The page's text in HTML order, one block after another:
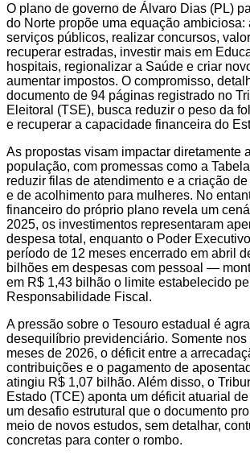
O plano de governo de Álvaro Dias (PL)
do Norte propõe uma equação ambiciosa:
serviços públicos, realizar concursos,
recuperar estradas, investir mais em
hospitais, regionalizar a Saúde e criar
aumentar impostos. O compromisso,
documento de 94 páginas registrado no
Eleitoral (TSE), busca reduzir o peso da
e recuperar a capacidade financeira do
As propostas visam impactar diretamente
população, com promessas como a
reduzir filas de atendimento e a criação
e de acolhimento para mulheres. No
financeiro do próprio plano revela um
2025, os investimentos representaram
despesa total, enquanto o Poder
período de 12 meses encerrado em abril
bilhões em despesas com pessoal —
em R$ 1,43 bilhão o limite estabelecido
Responsabilidade Fiscal.
A pressão sobre o Tesouro estadual é
desequilíbrio previdenciário. Somente
meses de 2026, o déficit entre a
contribuições e o pagamento de
atingiu R$ 1,07 bilhão. Além disso, o
Estado (TCE) aponta um déficit atuarial
um desafio estrutural que o documento
meio de novos estudos, sem detalhar,
concretas para conter o rombo.